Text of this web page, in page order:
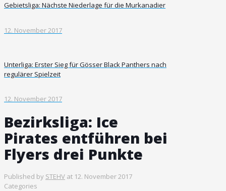
Gebietsliga: Nächste Niederlage für die Murkanadier
12. November 2017
Unterliga: Erster Sieg für Gösser Black Panthers nach
regulärer Spielzeit
12. November 2017
Bezirksliga: Ice
Pirates entführen bei
Flyers drei Punkte
Published by STEHV at 12. November 2017
Categories